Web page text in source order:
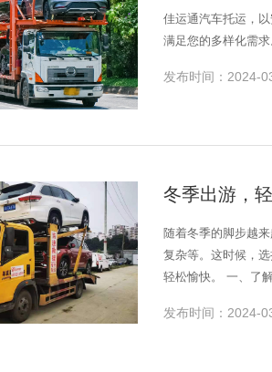
佳运通汽车托运，
满足您的多样化需
发布时间：2024-
冬季出游，
随着冬季的脚步越
复杂等。这时候，
轻松愉快。 一、了解汽车托运的优势 省时省力：无需亲自驾驶，节省时间和精力，让您的旅途更加轻松愉悦。 安全可靠：专业的汽车托运公司具备
缚。 价格合理：相对于自驾出行，汽车托运费用更为合理，且大多包含保险费用，无需额外购买。 二、选择优质的汽车托运公司 查询资质：在选择
发布时间：2024-